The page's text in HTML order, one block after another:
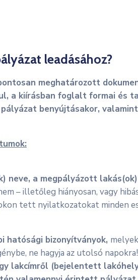
leadásához?
meghatározott
kiírásban foglalt formai és
benyújtásakor,
neve, a megpályázott
– illetőleg hiányosan, vagy
tett nyilatkozatokat minden
hatósági bizonyítványok,
ne hagyja az utolsó
lakcímről (bejelentett